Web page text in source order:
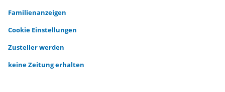
Familienanzeigen
Cookie Einstellungen
Zusteller werden
keine Zeitung erhalten